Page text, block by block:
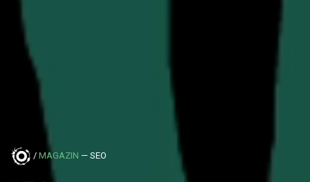
/ MAGAZIN — SEO